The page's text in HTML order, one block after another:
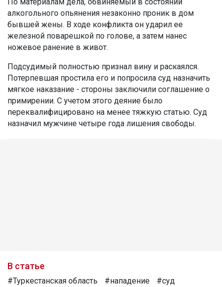
алкогольного опьянения незаконно проник в дом
бывшей жены. В ходе конфликта он ударил ее
железной поварешкой по голове, а затем нанес
ножевое ранение в живот.
Подсудимый полностью признал вину и раскаялся.
Потерпевшая простила его и попросила суд назначить
мягкое наказание - стороны заключили соглашение о
примирении. С учетом этого деяние было
переквалифицировано на менее тяжкую статью. Суд
назначил мужчине четыре года лишения свободы.
В статье
#Туркестанская область #нападение
#суд